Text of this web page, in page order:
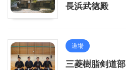
長浜武徳殿
道場
三菱樹脂剣道部